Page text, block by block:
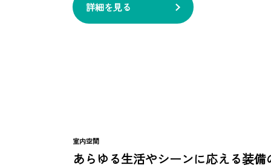
詳細を見る
室内空間
あらゆる生活やシーンに応える装備